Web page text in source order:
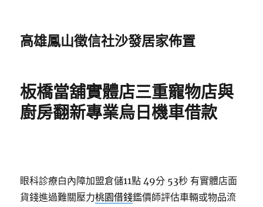
高雄鳳山徵信社沙發居家佈置
板橋當舖實體店三重寵物店與
廚房翻新專業烏日機車借款
眼科診療白內障加盟倉儲11點 49分 53秒 有實體店面
貨錢進過難關壓力桃園借錢鑑價師評估車輛或物品流